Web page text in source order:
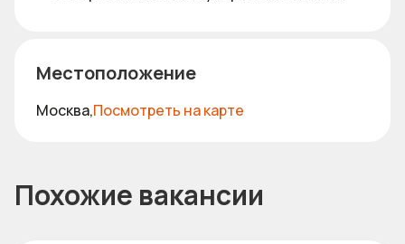
Местоположение
Москва,Посмотреть на карте
Похожие вакансии